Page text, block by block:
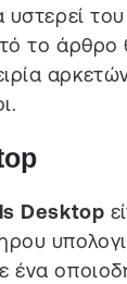
υστερεί
το άρθρο
Desktop
ένα